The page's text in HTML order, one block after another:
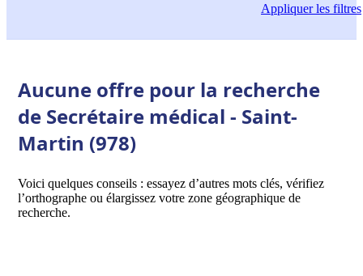
Appliquerles filtres
Aucune offre pour la recherche
de Secrétaire médical - Saint-
Martin (978)
Voici quelques conseils : essayez d’autres mots clés, vérifiez
l’orthographe ou élargissez votre zone géographique de
recherche.